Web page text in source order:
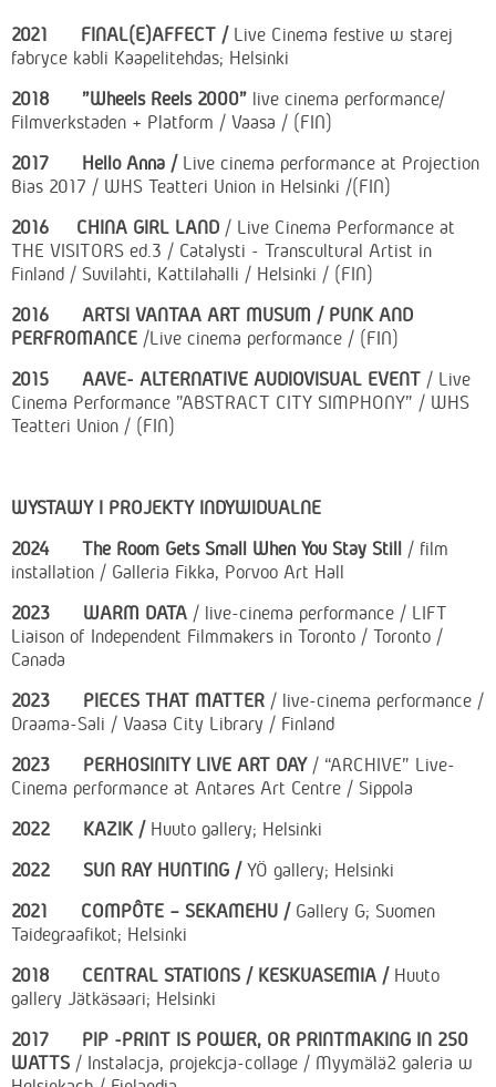
2021 FINAL(E)AFFECT / Live Cinema festive w starej
fabryce kabli Kaapelitehdas; Helsinki
2018 "Wheels Reels 2000" live cinema performance/
Filmverkstaden + Platform / Vaasa / (FIN)
2017 Hello Anna / Live cinema performance at Projection
Bias 2017 / WHS Teatteri Union in Helsinki /(FIN)
2016 CHINA GIRL LAND / Live Cinema Performance at
THE VISITORS ed.3 / Catalysti - Transcultural Artist in
Finland / Suvilahti, Kattilahalli / Helsinki / (FIN)
2016 ARTSI VANTAA ART MUSUM / PUNK AND
PERFROMANCE /Live cinema performance / (FIN)
2015
AAVE- ALTERNATIVE AUDIOVISUAL EVENT / Live
Cinema Performance "ABSTRACT CITY SIMPHONY" / WHS
Teatteri Union / (FIN)
WYSTAWY I PROJEKTY INDYWIDUALNE
2024 The Room Gets Small When You Stay Still / film
installation / Galleria Fikka, Porvoo Art Hall
2023 WARM DATA / live-cinema performance / LIFT
Liaison of Independent Filmmakers in Toronto / Toronto /
Canada
2023 PIECES THAT MATTER / live-cinema performance /
Draama-Sali / Vaasa City Library / Finland
2023 PERHOSINITY LIVE ART DAY / “ARCHIVE” Live-
Cinema performance at Antares Art Centre / Sippola
2022 KAZIK / Huuto gallery; Helsinki
2022 SUN RAY HUNTING /YÖ gallery; Helsinki
2021 COMPÔTE – SEKAMEHU / Gallery G; Suomen
Taidegraafikot; Helsinki
2018 CENTRAL STATIONS / KESKUASEMIA /Huuto
gallery Jätkäsaari; Helsinki
2017
PIP -PRINT IS POWER, OR PRINTMAKING IN 250
WATTS / Instalacja, projekcja-collage / Myymälä2 galeria w